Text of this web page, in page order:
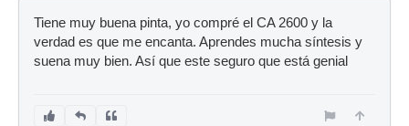
Tiene muy buena pinta, yo compré el CA 2600 y la
verdad es que me encanta. Aprendes mucha síntesis y
suena muy bien. Así que este seguro que está genial